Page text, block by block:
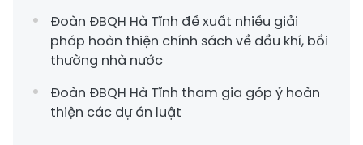
Đoàn ĐBQH Hà Tĩnh đề xuất nhiều giải
pháp hoàn thiện chính sách về dầu khí, bồi
thường nhà nước
Đoàn ĐBQH Hà Tĩnh tham gia góp ý hoàn
thiện các dự án luật